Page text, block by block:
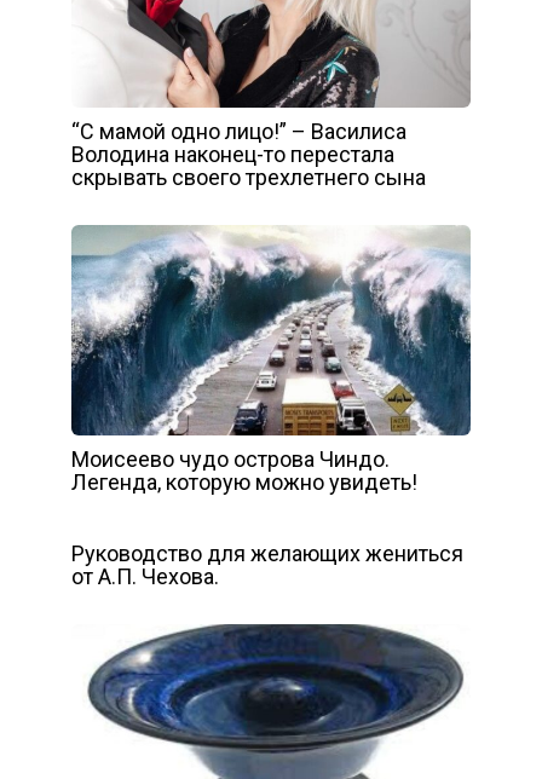
“С мамой одно лицо!” – Василиса
Володина наконец-то перестала
скрывать своего трехлетнего сына
Моисеево чудо острова Чиндо.
Легенда, которую можно увидеть!
Руководство для желающих жениться
от А.П. Чехова.